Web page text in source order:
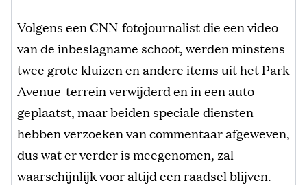
Volgens een CNN-fotojournalist die een video
van de inbeslagname schoot, werden minstens
twee grote kluizen en andere items uit het Park
Avenue-terrein verwijderd en in een auto
geplaatst, maar beiden speciale diensten
hebben verzoeken van commentaar afgeweven,
dus wat er verder is meegenomen, zal
waarschijnlijk voor altijd een raadsel blijven.